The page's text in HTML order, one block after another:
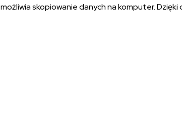
skopiowanie danych na komputer.